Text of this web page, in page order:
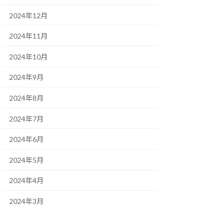
2024年12月
2024年11月
2024年10月
2024年9月
2024年8月
2024年7月
2024年6月
2024年5月
2024年4月
2024年3月